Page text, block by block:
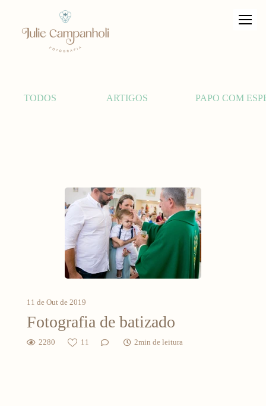
TODOS ARTIGOS PAPO COM
11 de Out de 2019
Fotografia de batizado
2280 11 2min de leitura